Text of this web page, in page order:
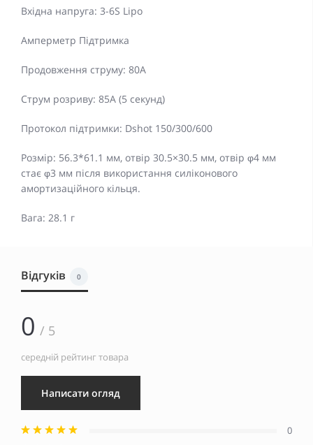
Вхідна напруга: 3-6S Lipo
Амперметр Підтримка
Продовження струму: 80А
Струм розриву: 85А (5 секунд)
Протокол підтримки: Dshot 150/300/600
Розмір: 56.3*61.1 мм, отвір 30.5×30.5 мм, отвір φ4 мм
стає φ3 мм після використання силіконового
амортизаційного кільця.
Вага: 28.1 г
Відгуків 0
0 / 5
середній рейтинг товара
Написати огляд
0